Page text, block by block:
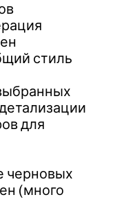
стиль
для
черновых
(много